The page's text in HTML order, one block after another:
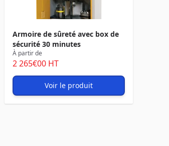
Armoire de sûreté avec box de
sécurité 30 minutes
À partir de
2 265€00 HT
Voir le produit